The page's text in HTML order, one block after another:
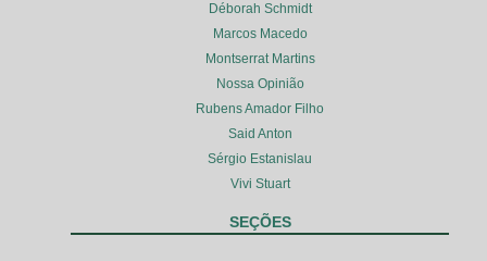
Déborah Schmidt
Marcos Macedo
Montserrat Martins
Nossa Opinião
Rubens Amador Filho
Said Anton
Sérgio Estanislau
Vivi Stuart
SEÇÕES